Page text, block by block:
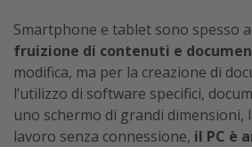
Smartphone e tablet sono spesso
fruizione di contenuti e
modifica, ma per la creazione di
l’utilizzo di software specifici,
uno schermo di grandi dimensioni,
lavoro senza connessione, il PC è